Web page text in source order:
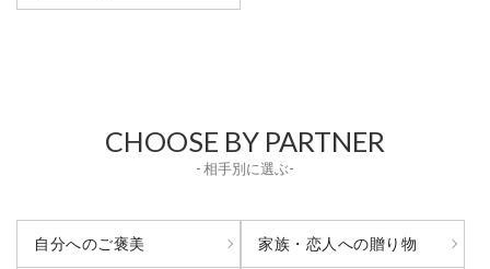
CHOOSE BY PARTNER
- 相手別に選ぶ-
自分へのご褒美 家族・恋人への贈り物